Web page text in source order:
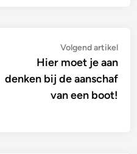
Volgend artikel
Hier moet je aan
denken bij de aanschaf
van een boot!